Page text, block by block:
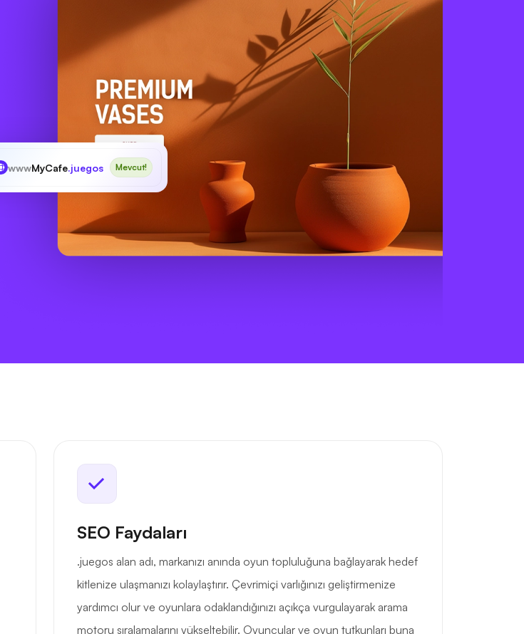
wwwMyCafe.juegos Mevcut!
SEO Faydaları
.juegos alan adı, markanızı anında oyun topluluğuna bağlayarak hedef
kitlenize ulaşmanızı kolaylaştırır. Çevrimiçi varlığınızı geliştirmenize
yardımcı olur ve oyunlara odaklandığınızı açıkça vurgulayarak arama
motoru sıralamalarını yükseltebilir. Oyuncular ve oyun tutkunları buna